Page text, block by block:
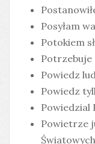
Posyłam
Potokiem
Potrzebuje
Powiedz
Powiedz
Powiedzial
Powietrze